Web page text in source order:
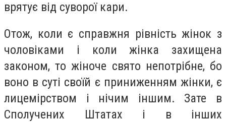
врятує від суворої кари.
Отож, коли є справжня рівність жінок з
чоловіками і коли жінка захищена
законом, то жіноче свято непотрібне, бо
воно в суті своїй є приниженням жінки, є
лицемірством і нічим іншим. Зате в
Сполучених Штатах і в інших